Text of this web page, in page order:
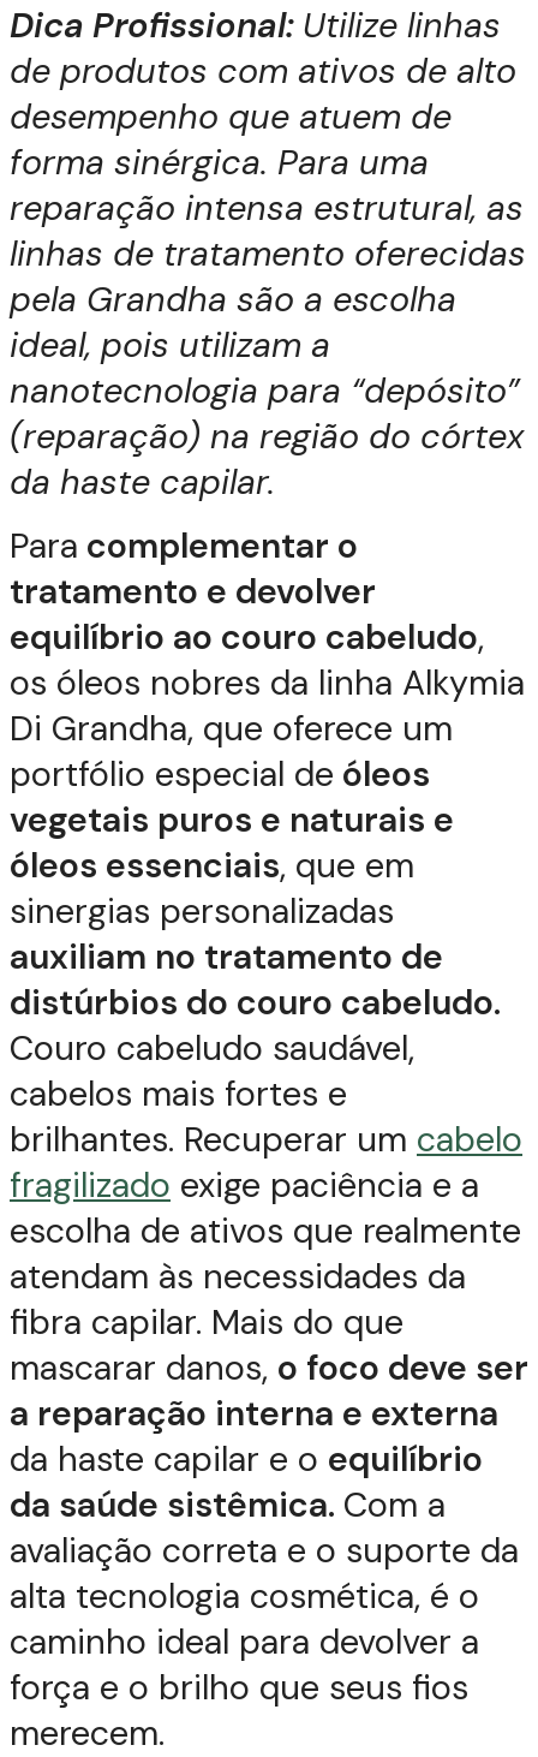
Dica Profissional: Utilize linhas
de produtos com ativos de alto
desempenho que atuem de
forma sinérgica. Para uma
reparação intensa estrutural, as
linhas de tratamento oferecidas
pela Grandha são a escolha
ideal, pois utilizam a
nanotecnologia para “depósito”
(reparação) na região do córtex
da haste capilar.
Para complementar o
tratamento e devolver
equilíbrio ao couro cabeludo,
os óleos nobres da linha Alkymia
Di Grandha, que oferece um
portfólio especial de óleos
vegetais puros e naturais e
óleos essenciais, que em
sinergias personalizadas
auxiliam no tratamento de
distúrbios do couro cabeludo.
Couro cabeludo saudável,
cabelos mais fortes e
brilhantes. Recuperar um cabelo
fragilizado exige paciência e a
escolha de ativos que realmente
atendam às necessidades da
fibra capilar. Mais do que
mascarar danos, o foco deve ser
a reparação interna e externa
da haste capilar e o equilíbrio
da saúde sistêmica. Com a
avaliação correta e o suporte da
alta tecnologia cosmética, é o
caminho ideal para devolver a
força e o brilho que seus fios
merecem.